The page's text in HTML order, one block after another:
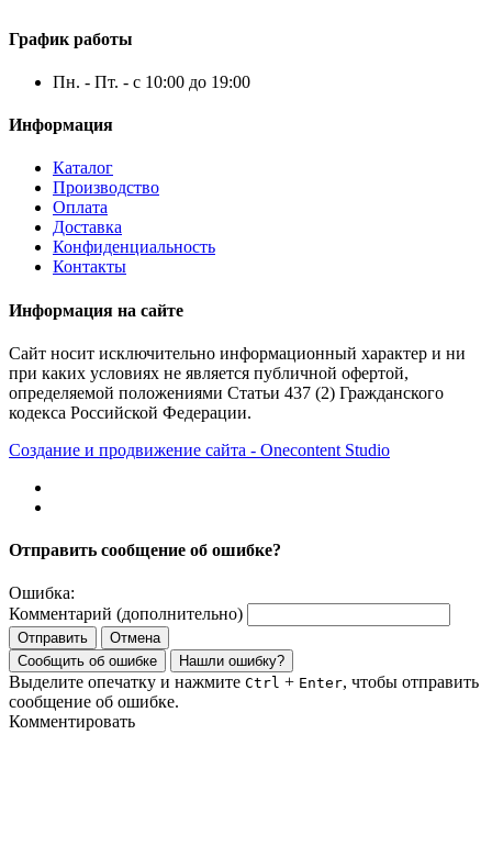
График работы
Пн. - Пт. - с 10:00 до 19:00
Информация
Каталог
Производство
Оплата
Доставка
Конфиденциальность
Контакты
Информация на сайте
Сайт носит исключительно информационный характер и ни
при каких условиях не является публичной офертой,
определяемой положениями Статьи 437 (2) Гражданского
кодекса Российской Федерации.
Создание и продвижение сайта - Onecontent Studio
Отправить сообщение об ошибке?
Ошибка:
Комментарий (дополнительно)
Отправить
Отмена
Сообщить об ошибке
Нашли ошибку?
Выделите опечатку и нажмите Ctrl + Enter, чтобы отправить
сообщение об ошибке.
Комментировать